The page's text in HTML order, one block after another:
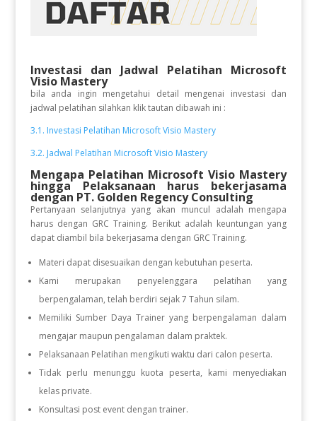
Investasi dan Jadwal Pelatihan Microsoft
Visio Mastery
bila anda ingin mengetahui detail mengenai investasi dan
jadwal pelatihan silahkan klik tautan dibawah ini :
3.1. Investasi Pelatihan Microsoft Visio Mastery
3.2. Jadwal Pelatihan Microsoft Visio Mastery
Mengapa Pelatihan Microsoft Visio Mastery
hingga Pelaksanaan harus bekerjasama
dengan PT. Golden Regency Consulting
Pertanyaan selanjutnya yang akan muncul adalah mengapa
harus dengan GRC Training. Berikut adalah keuntungan yang
dapat diambil bila bekerjasama dengan GRC Training.
Materi dapat disesuaikan dengan kebutuhan peserta.
Kami merupakan penyelenggara pelatihan yang
berpengalaman, telah berdiri sejak 7 Tahun silam.
Memiliki Sumber Daya Trainer yang berpengalaman dalam
mengajar maupun pengalaman dalam praktek.
Pelaksanaan Pelatihan mengikuti waktu dari calon peserta.
Tidak perlu menunggu kuota peserta, kami menyediakan
kelas private.
Konsultasi post event dengan trainer.